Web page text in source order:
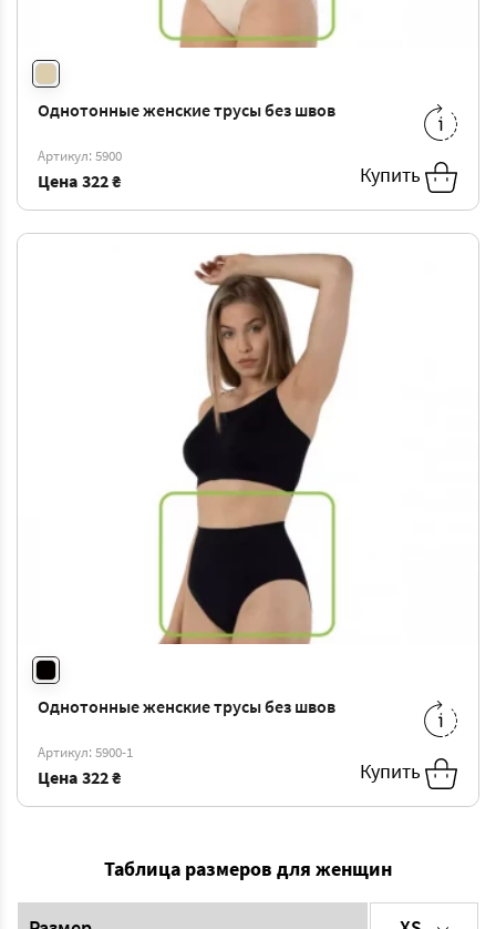
Однотонные женские трусы без швов
Артикул: 5900
Цена 322 ₴ Купить
S/M - 322 ₴ M/L - 322 ₴
L/XL -
Однотонные женские трусы без швов
Артикул: 5900-1
Цена 322 ₴ Купить
S/M - 322 ₴ M/L - 322 ₴
L/XL -
Таблица размеров для женщин